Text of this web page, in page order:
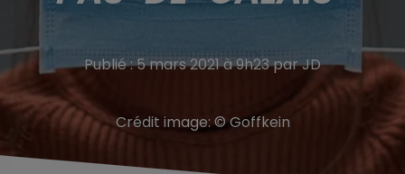
Publié : 5 mars 2021 à 9h23 par JD
Crédit image:© Goffkein